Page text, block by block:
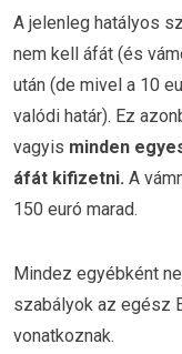
A jelenleg hatályos
nem kell áfát (és
után (de mivel a 10
valódi határ). Ez
vagyis minden
áfát kifizetni. A
150 euró marad.
Mindez egyébként
szabályok az egész
vonatkoznak.